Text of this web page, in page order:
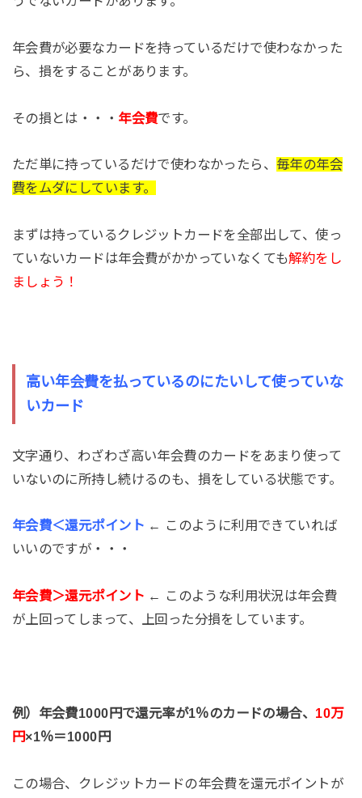
年会費が必要なカードを持っているだけで使わなかった
ら、損をすることがあります。
その損とは・・・ 年会費です。
ただ単に持っているだけで使わなかったら、 毎年の年会
費をムダにしています。
まずは持っているクレジットカードを全部出して、使っ
ていないカードは年会費がかかっていなくても解約をし
ましょう！
高い年会費を払っているのにたいして使っていな
いカード
文字通り、わざわざ高い年会費のカードをあまり使って
いないのに所持し続けるのも、損をしている状態です。
年会費＜還元ポイント ← このように利用できていれば
いいのですが・・・
年会費＞還元ポイント ←
このような利用状況は年会費
が上回ってしまって、上回った分損をしています。
例）年会費1000円で還元率が1％のカードの場合、 10万
円×1％＝1000円
この場合、クレジットカードの年会費を還元ポイントが